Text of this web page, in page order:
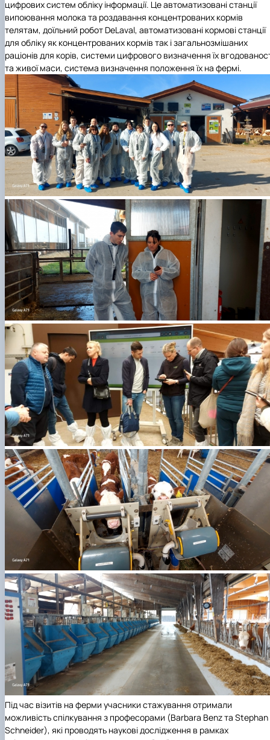
цифрових систем обліку інформації. Це автоматизовані станції
випоювання молока та роздавання концентрованих кормів
телятам, доїльний робот DeLaval, автоматизовані кормові станції
для обліку як концентрованих кормів так і загальнозмішаних
раціонів для корів, системи цифрового визначення їх
та живої маси, система визначення положення їх на фермі.
Під час візитів на ферми учасники стажування отримали
можливість спілкування з професорами (Barbara Benz та Stephan
Schneider), які проводять наукові дослідження в рамках